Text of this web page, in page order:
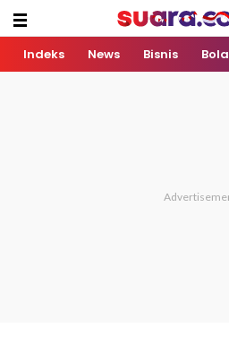
Indeks News Bisnis Bola